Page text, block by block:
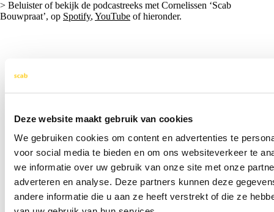
Deze website maakt gebruik van cookies
We gebruiken cookies om content en advertenties te
voor social media te bieden en om ons websiteverkeer te
we informatie over uw gebruik van onze site met onze
adverteren en analyse. Deze partners kunnen deze
andere informatie die u aan ze heeft verstrekt of die ze
> Beluister of bekijk de podcastreeks met Cornelissen ‘Scab
Bouwpraat’, op Spotify, YouTube of hieronder.